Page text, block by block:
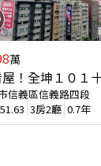
萬
！全坤１０１
信義區信義路四段
51.63 3房2廳 0.7年